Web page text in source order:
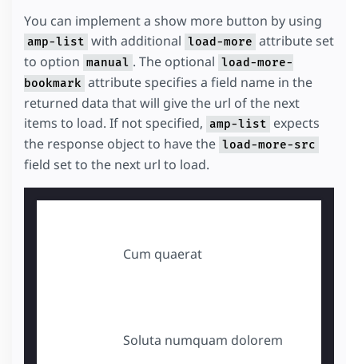
You can implement a show more button by using
amp-list with additional load-more attribute set
to option manual . The optional load-more-
bookmark attribute specifies a field name in the
returned data that will give the url of the next
items to load. If not specified, amp-list expects
the response object to have the load-more-src
field set to the next url to load.
Cum quaerat
Soluta numquam dolorem